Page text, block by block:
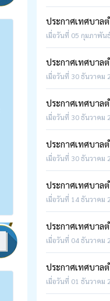
ประกาศเทศบา
เมื่อวันที่ 05 กุมภาพัน
ประกาศเทศบาล
เมื่อวันที่ 30 ธันวาคม
ประกาศเทศบาล
เมื่อวันที่ 30 ธันวาคม
ประกาศเทศบาล
เมื่อวันที่ 30 ธันวาคม
ประกาศเทศบาล
เมื่อวันที่ 14 ธันวาคม
ประกาศเทศบาล
เมื่อวันที่ 04 ธันวาคม
ประกาศเทศบาล
เมื่อวันที่ 01 ธันวาคม